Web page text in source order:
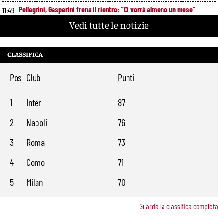
11:49 Pellegrini, Gasperini frena il rientro: “Ci vorrà almeno un mese”
Roma, 11 gol subiti in 4 partite: il dato che preoccupa Gasperini
messaggio sul mercato
Vedi tutte le notizie
CLASSIFICA
Pos Club Punti
1 Inter
87
2
Napoli
76
3
Roma
73
4
Como
71
5
Milan 70
Guarda la classifica completa